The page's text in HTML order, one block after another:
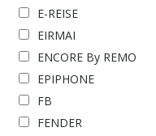
E-REISE
EIRMAI
ENCORE By REMO
EPIPHONE
FB
FENDER